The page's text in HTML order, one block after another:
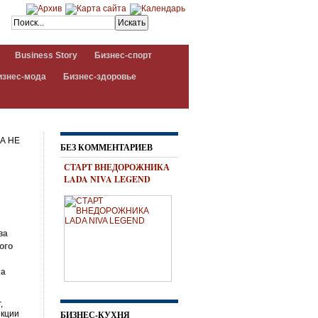
Business Story Бизнес-спорт
мода Бизнес-здоровье
НЕ
БЕЗ КОММЕНТАРИЕВ
СТАРТ ВНЕДОРОЖНИКА
LADA NIVA LEGEND
БИЗНЕС-КУХНЯ